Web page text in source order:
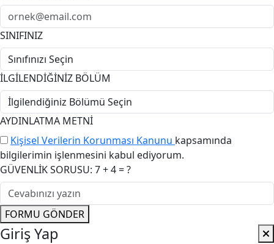
SINIFINIZ
İLGİLENDİĞİNİZ BÖLÜM
AYDINLATMA METNİ
Kişisel Verilerin Korunması Kanunu kapsamında
bilgilerimin işlenmesini kabul ediyorum.
GÜVENLİK SORUSU: 7 + 4 = ?
FORMU GÖNDER
Giriş Yap